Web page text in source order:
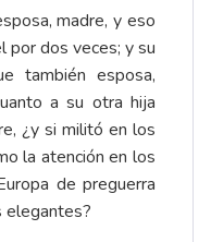
madre, y eso
por dos veces; y su
también esposa,
a su otra hija
¿y si militó en los
la atención en los
de preguerra
elegantes?